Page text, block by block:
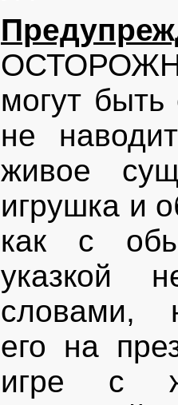
могут
не
живое
игрушка и
как с
указкой
словами,
его на
игре с